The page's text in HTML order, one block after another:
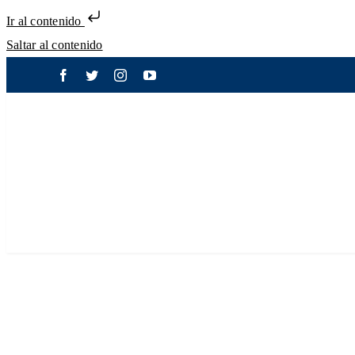
Ir al contenido
Saltar al contenido